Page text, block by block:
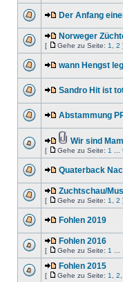
Der Anfang
Norweger
[ Gehe zu Seite: 1 2 ]
wann Hengst
Sandro Hit ist
Abstammung
Wir sind
[ Gehe zu Seite: 1
Quaterback
Zuchtschau/
[ Gehe zu Seite: 1 2 ]
Fohlen 2019
Fohlen 2016
[ Gehe zu Seite: 1
Fohlen 2015
[ Gehe zu Seite: 1 2